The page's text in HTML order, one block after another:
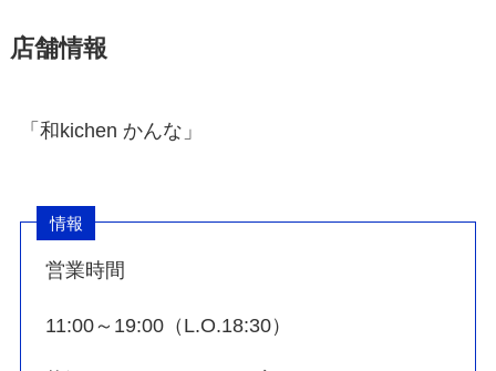
店舗情報
「和kichen かんな」
情報
営業時間
11:00～19:00（L.O.18:30）